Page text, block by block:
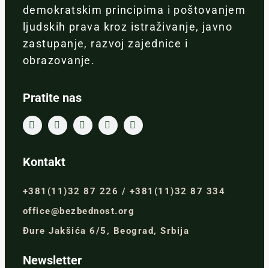
demokratskim principima i poštovanjem
ljudskih prava kroz istraživanje, javno
zastupanje, razvoj zajednice i
obrazovanje.
Pratite nas
Kontakt
+381(11)32 87 226 / +381(11)32 87 334
office@bezbednost.org
Đure Jakšića 6/5, Beograd, Srbija
Newsletter